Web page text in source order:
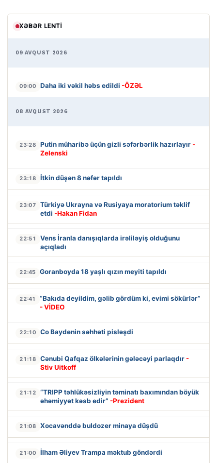
XƏBƏR LENTI
09 AVQUST 2026
09:00 Daha iki vəkil həbs edildi -ÖZƏL
08 AVQUST 2026
23:28 Putin müharibə üçün gizli səfərbərlik hazırlayır -
Zelenski
23:18 İtkin düşən 8 nəfər tapıldı
23:07
Türkiyə Ukrayna və Rusiyaya moratorium təklif
etdi -Hakan Fidan
22:51
Vens İranla danışıqlarda irəliləyiş olduğunu
açıqladı
22:45 Goranboyda 18 yaşlı qızın meyiti tapıldı
22:41
“Bakıda deyildim, gəlib gördüm ki, evimi sökürlər”
- VİDEO
22:10 Co Baydenin səhhəti pisləşdi
21:18 Cənubi Qafqaz ölkələrinin gələcəyi parlaqdır -
Stiv Uitkoff
21:12
“TRIPP təhlükəsizliyin təminatı baxımından böyük
əhəmiyyət kəsb edir” -Prezident
21:08 Xocavənddə buldozer minaya düşdü
21:00 İlham Əliyev Trampa məktub göndərdi